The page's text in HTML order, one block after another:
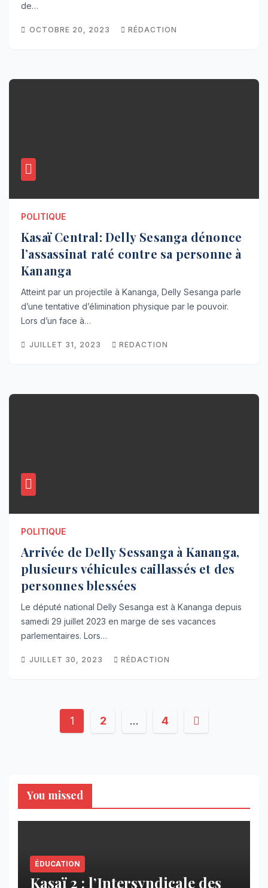
de…
OCTOBRE 20, 2023 RÉDACTION
POLITIQUE
Kasaï Central: Delly Sesanga dénonce
l’assassinat raté contre sa personne à
Kananga
Atteint par un projectile à Kananga, Delly Sesanga parle
d’une tentative d’élimination physique par le pouvoir.
Lors d’un face à…
JUILLET 31, 2023 REDACTION
POLITIQUE
Arrivée de Delly Sessanga à Kananga,
plusieurs véhicules caillassés et des
personnes blessées
Le député national Delly Sesanga est à Kananga depuis
samedi 29 juillet 2023 en marge de ses vacances
parlementaires. Lors…
JUILLET 30, 2023 RÉDACTION
Pagination
1 2 … 4
You missed
ÉDUCATION
Kasaï 2 : l’Intersyndicale des